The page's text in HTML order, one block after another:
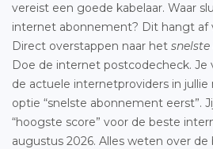
vereist een goede kabelaar. Waar
internet abonnement? Dit hangt af
Direct overstappen naar het
Doe de internet postcodecheck. Je
de actuele internetproviders in jullie
optie “snelste abonnement eerst”.
“hoogste score” voor de beste
augustus 2026. Alles weten over de